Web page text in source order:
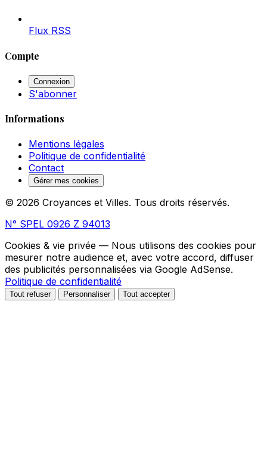
Flux RSS
Compte
Connexion
S'abonner
Informations
Mentions légales
Politique de confidentialité
Contact
Gérer mes cookies
© 2026 Croyances et Villes. Tous droits réservés.
N° SPEL 0926 Z 94013
Cookies & vie privée — Nous utilisons des cookies pour
mesurer notre audience et, avec votre accord, diffuser
des publicités personnalisées via Google AdSense.
Politique de confidentialité
Tout refuser Personnaliser Tout accepter